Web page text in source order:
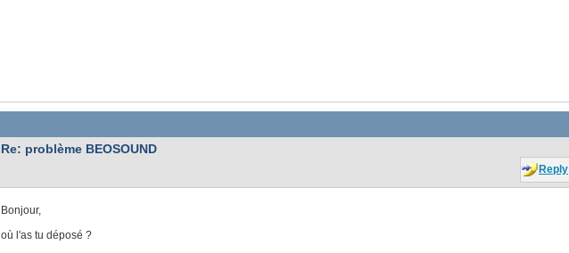
Re: problème BEOSOUND
Reply
Bonjour,
où l'as tu déposé ?